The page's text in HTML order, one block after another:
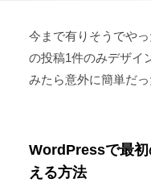
今まで有りそうでや
の投稿1件のみデザイ
みたら意外に簡単だ
WordPressで最初
える方法